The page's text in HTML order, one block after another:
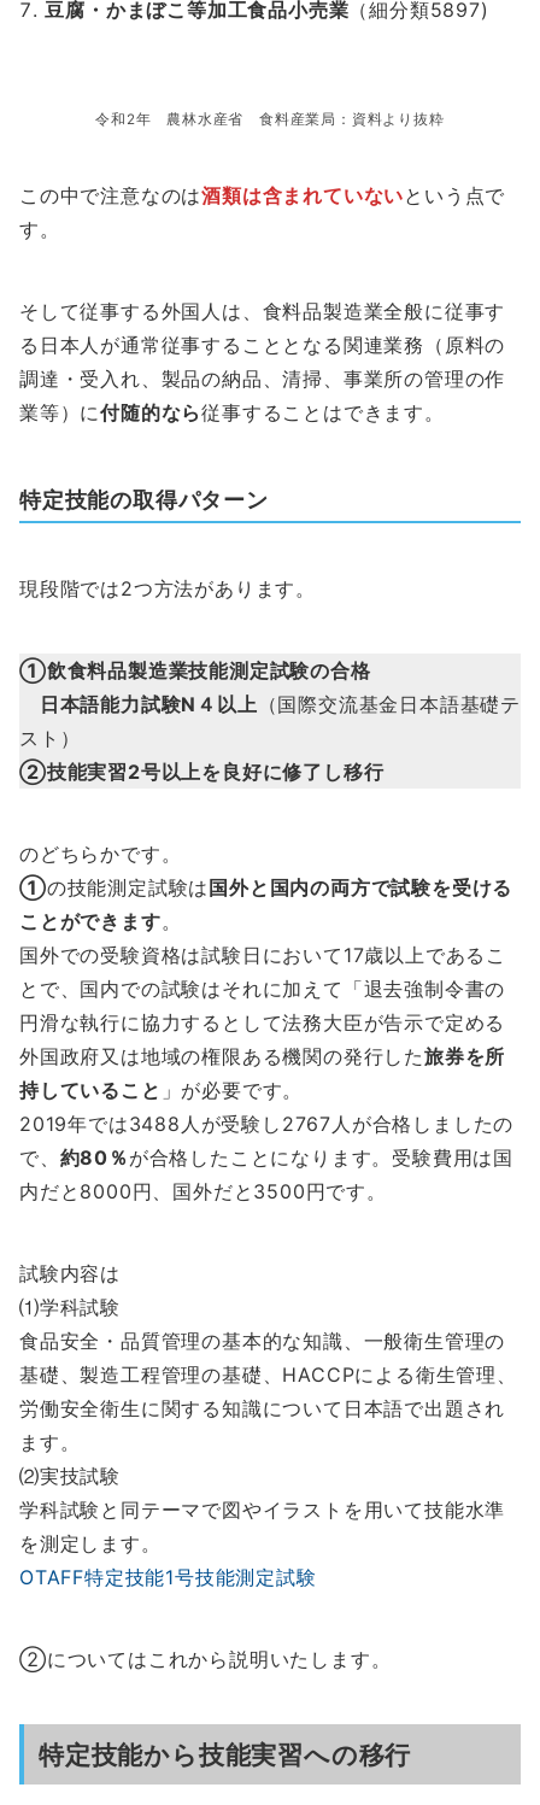
豆腐・かまぼこ等加工食品小売業 （細分類5897)
令和2年 農林水産省 食料産業局：資料より抜粋
この中で注意なのは酒類は含まれていないという点で
す。
そして従事する外国人は、食料品製造業全般に従事す
る日本人が通常従事することとなる関連業務（原料の
調達・受入れ、製品の納品、清掃、事業所の管理の作
業等）に付随的なら従事することはできます。
特定技能の取得パターン
現段階では2つ方法があります。
①飲食料品製造業技能測定試験の合格
日本語能力試験N４以上 （国際交流基金日本語基礎テ
スト）
②技能実習2号以上を良好に修了し移行
のどちらかです。
①の技能測定試験は 国外と国内の両方で試験を受ける
ことができます。
国外での受験資格は試験日において17歳以上であるこ
とで、国内での試験はそれに加えて「退去強制令書の
円滑な執行に協力するとして法務大臣が告示で定める
外国政府又は地域の権限ある機関の発行した旅券を所
持していること 」が必要です。
2019年では3488人が受験し2767人が合格しましたの
で、 約80％ が合格したことになります。受験費用は国
内だと8000円、国外だと3500円です。
試験内容は
⑴学科試験
食品安全・品質管理の基本的な知識、一般衛生管理の
基礎、製造工程管理の基礎、HACCPによる衛生管理、
労働安全衛生に関する知識について日本語で出題され
ます。
⑵実技試験
学科試験と同テーマで図やイラストを用いて技能水準
を測定します。
OTAFF特定技能1号技能測定試験
②についてはこれから説明いたします。
特定技能から技能実習への移行